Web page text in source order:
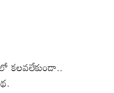
కలవలేకుండా..